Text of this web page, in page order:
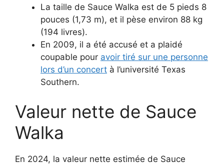
La taille de Sauce Walka est de 5 pieds 8
pouces (1,73 m), et il pèse environ 88 kg
(194 livres).
En 2009, il a été accusé et a plaidé
coupable pour avoir tiré sur une personne
lors d’un concert à l’université Texas
Southern.
Valeur nette de Sauce
Walka
En 2024, la valeur nette estimée de Sauce